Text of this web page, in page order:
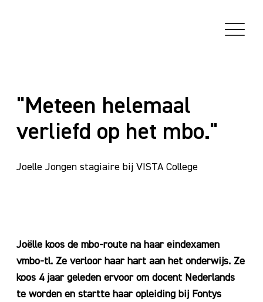
"Meteen helemaal
verliefd op het mbo."
Joelle Jongen stagiaire bij VISTA College
Joëlle koos de mbo-route na haar eindexamen
vmbo-tl. Ze verloor haar hart aan het onderwijs. Ze
koos 4 jaar geleden ervoor om docent Nederlands
te worden en startte haar opleiding bij Fontys